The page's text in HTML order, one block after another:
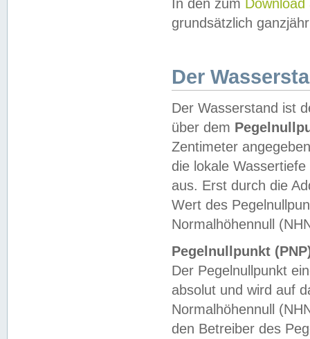
In den zum Download
grundsätzlich
Der
Der Wasserstand ist
über dem
Zentimeter
die lokale
aus. Erst durch die
Wert des
Normalhöhennull
Pegelnullpunkt
Der Pegelnullpunkt
absolut und wird auf
Normalhöhennull
den Betreiber des